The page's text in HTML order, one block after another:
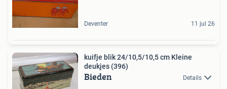
Deventer 11 jul 26
kuifje blik 24/10,5/10,5 cm Kleine
deukjes (396)
Bieden Details